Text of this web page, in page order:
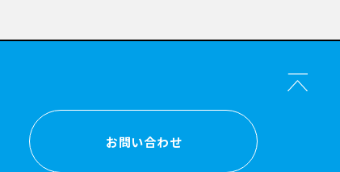
お問い合わせ